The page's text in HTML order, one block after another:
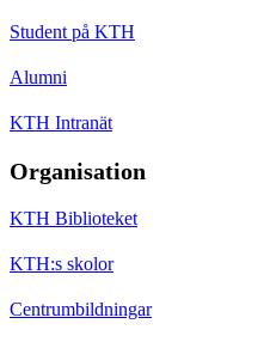
Student på KTH
Alumni
KTH Intranät
Organisation
KTH Biblioteket
KTH:s skolor
Centrumbildningar